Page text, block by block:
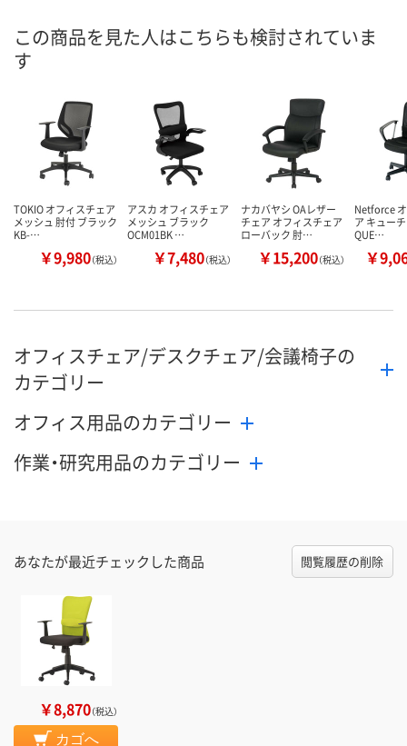
カゴへ カ
この商品を見た人はこちらも検討されていま
す
TOKIO オフィスチェア
メッシュ 肘付 ブラック
KB-…
￥9,980（税込）
アスカ オフィスチェア
メッシュ ブラック
OCM01BK …
￥7,480（税込）
ナカバヤシ OAレザー
チェア オフィスチェア
ローバック 肘…
￥15,200（税込）
Netforce
ア キュー
QUE…
￥
オフィスチェア/デスクチェア/会議椅子の
カテゴリー
オフィス用品のカテゴリー
作業・研究用品のカテゴリー
あなたが最近チェックした商品 閲覧履歴の削除
￥8,870（税込）
カゴへ